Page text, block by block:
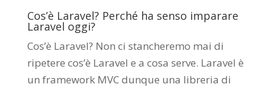
Cos’è Laravel? Perché ha senso imparare
Laravel oggi?
Cos’è Laravel? Non ci stancheremo mai di
ripetere cos’è Laravel e a cosa serve. Laravel è
un framework MVC dunque una libreria di